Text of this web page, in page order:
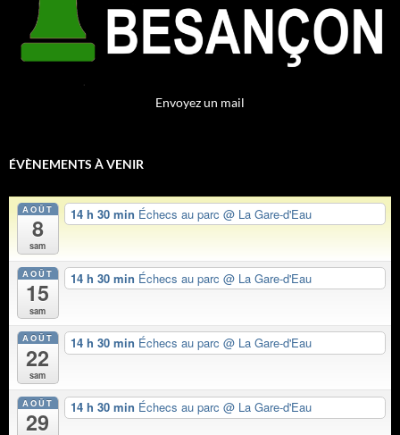
Envoyez un mail
ÉVÈNEMENTS À VENIR
AOÛT
8
sam
14 h 30 min Échecs au parc @ La Gare-d'Eau
AOÛT
15
sam
14 h 30 min Échecs au parc @ La Gare-d'Eau
AOÛT
22
sam
14 h 30 min Échecs au parc @ La Gare-d'Eau
AOÛT
29
14 h 30 min Échecs au parc @ La Gare-d'Eau